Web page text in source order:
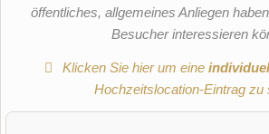
öffentliches, allgemeines Anliegen
Besucher interessieren
Klicken Sie hier um eine
Hochzeitslocation-Eintrag zu